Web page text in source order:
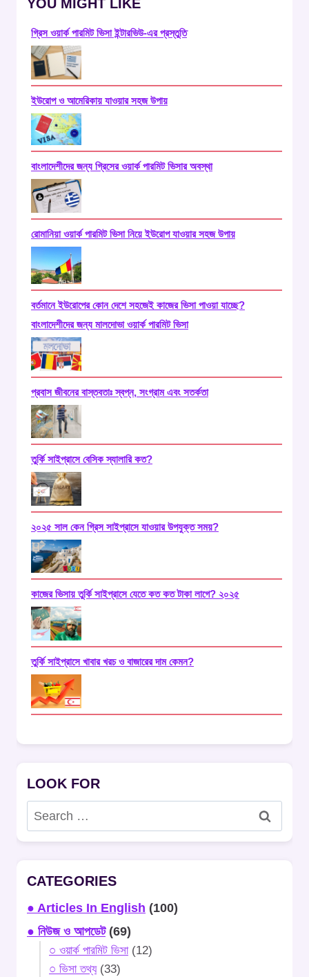
YOU MIGHT LIKE
গ্রিস ওয়ার্ক পারমিট ভিসা ইন্টারভিউ-এর প্রস্তুতি
ইউরোপ ও আমেরিকায় যাওয়ার সহজ উপায়
বাংলাদেশীদের জন্য গ্রিসের ওয়ার্ক পারমিট ভিসার অবস্থা
রোমানিয়া ওয়ার্ক পারমিট ভিসা নিয়ে ইউরোপ যাওয়ার সহজ উপায়
বর্তমানে ইউরোপের কোন দেশে সহজেই কাজের ভিসা পাওয়া যাচ্ছে?
বাংলাদেশীদের জন্য মালদোভা ওয়ার্ক পারমিট ভিসা
প্রবাস জীবনের বাস্তবতাঃ স্বপ্ন, সংগ্রাম এবং সতর্কতা
তুর্কি সাইপ্রাসে বেসিক স্যালারি কত?
২০২৫ সাল কেন গ্রিস সাইপ্রাসে যাওয়ার উপযুক্ত সময়?
কাজের ভিসায় তুর্কি সাইপ্রাসে যেতে কত কত টাকা লাগে? ২০২৫
তুর্কি সাইপ্রাসে খাবার খরচ ও বাজারের দাম কেমন?
LOOK FOR
Search
for:
CATEGORIES
● Articles In English (100)
● নিউজ ও আপডেট(69)
○ ওয়ার্ক পারমিট ভিসা(12)
○ ভিসা তথ্য(33)